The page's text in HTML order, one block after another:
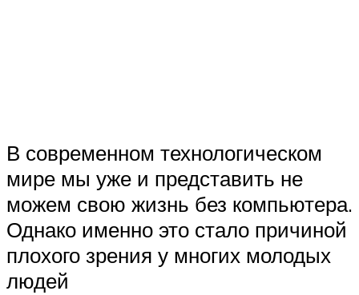
В современном технологическом
мире мы уже и представить не
можем свою жизнь без компьютера.
Однако именно это стало причиной
плохого зрения у многих молодых
людей